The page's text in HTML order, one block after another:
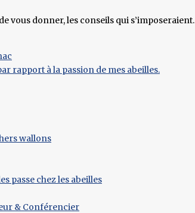
vous donner, les conseils qui s’imposeraient.
rapport à la passion de mes abeilles.
wallons
passe chez les abeilles
& Conférencier